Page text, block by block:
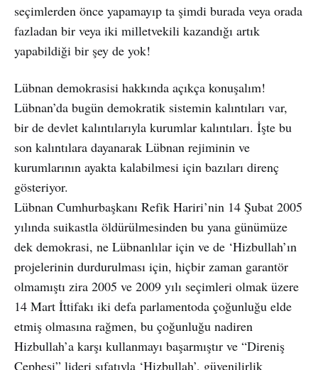
seçimlerden önce yapamayıp ta şimdi burada veya orada
fazladan bir veya iki milletvekili kazandığı artık
yapabildiği bir şey de yok!
Lübnan demokrasisi hakkında açıkça konuşalım!
Lübnan’da bugün demokratik sistemin kalıntıları var,
bir de devlet kalıntılarıyla kurumlar kalıntıları. İşte bu
son kalıntılara dayanarak Lübnan rejiminin ve
kurumlarının ayakta kalabilmesi için bazıları direnç
gösteriyor.
Lübnan Cumhurbaşkanı Refik Hariri’nin 14 Şubat 2005
yılında suikastla öldürülmesinden bu yana günümüze
dek demokrasi, ne Lübnanlılar için ve de ‘Hizbullah’ın
projelerinin durdurulması için, hiçbir zaman garantör
olmamıştı zira 2005 ve 2009 yılı seçimleri olmak üzere
14 Mart İttifakı iki defa parlamentoda çoğunluğu elde
etmiş olmasına rağmen, bu çoğunluğu nadiren
Hizbullah’a karşı kullanmayı başarmıştır ve “Direniş
Cephesi” lideri sıfatıyla ‘Hizbullah’, güvenilirlik